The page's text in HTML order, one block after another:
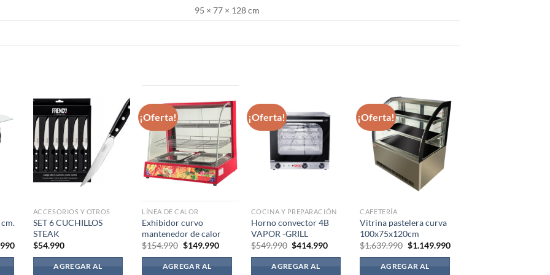
95 × 77 × 128 cm
El
ACCESORIOS Y OTROS
SET 6 CUCHILLOS
STEAK
$54.990
AGREGAR AL
¡Oferta!
LÍNEA DE CALOR
Exhibidor curvo
mantenedor de calor
$154.990 El
original
era:
$149.990El
AGREGAR AL
¡Oferta!
COCINA Y PREPARACIÓN
Horno convector 4B
VAPOR -GRILL
$549.990 El
original
era:
$414.990El
AGREGAR AL
¡Oferta!
CAFETERÍA
Vitrina pastelera curva
100x75x120cm
$1.639.990 El
original
era:
$1.149.990El
AGREGAR AL